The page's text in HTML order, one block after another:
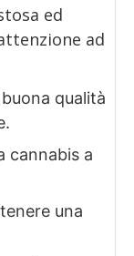
ed
ad
qualità
cannabis a
una